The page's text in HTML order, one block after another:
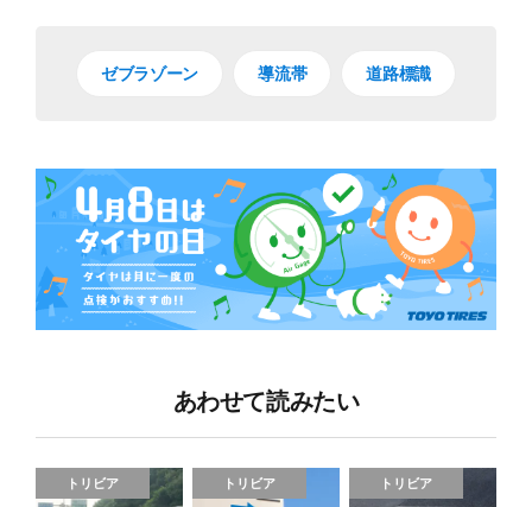
ゼブラゾーン 導流帯 道路標識
あわせて読みたい
トリビア トリビア トリビア